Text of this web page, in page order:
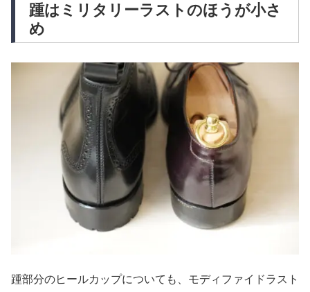
踵はミリタリーラストのほうが小さ
め
踵部分のヒールカップについても、モディファイドラスト